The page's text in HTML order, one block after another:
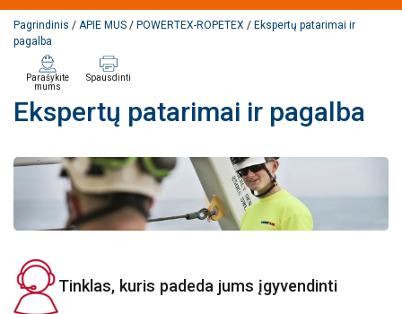
Pagrindinis / APIE MUS / POWERTEX-ROPETEX / Ekspertų patarimai ir
pagalba
Ekspertų patarimai ir pagalba
Parašykite
mums
Spausdinti
Tinklas, kuris padeda jums įgyvendinti